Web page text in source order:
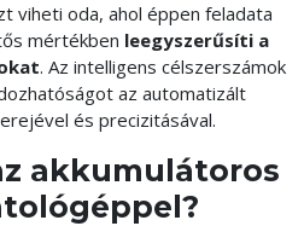
viheti oda, ahol éppen feladata
mértékben leegyszerűsíti a
. Az intelligens célszerszámok
az automatizált
és precizitásával.
akkumulátoros